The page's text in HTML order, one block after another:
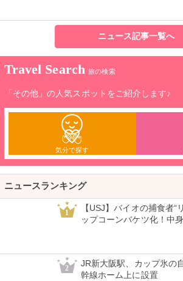
ニュース記事一覧へ
Travel Search 旅の検索
「その他」の人気スポットをご紹介します♪
気分で探す
ニュースランキング
1
【USJ】バイオの捕食者“
ップコーンバケツ化！中
2
JR新大阪駅、カップ氷の
幹線ホーム上に設置